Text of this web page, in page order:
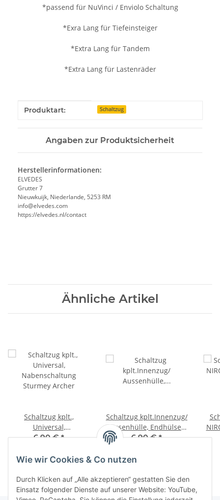
Wie wir Cookies & Co nutzen
Durch Klicken auf „Alle akzeptieren“ gestatten Sie den
Einsatz folgender Dienste auf unserer Website: YouTube,
*passend für NuVinci / Enviolo Schaltung
*Exra Lang für Tiefeinsteiger
*Extra Lang für Tandem
*Extra Lang für Lastenräder
Produkteigenschaft
Wert
Produktart: Schaltzug
Angaben zur Produktsicherheit
Herstellerinformationen:
ELVEDES
Grutter 7
Nieuwkuijk, Niederlande, 5253 RM
info@elvedes.com
https://elvedes.nl/contact
Ähnliche Artikel
Schaltzug kplt.,
Universal,
Nabenschaltung
6,90 €*
Schaltzug kplt.Innenzug/
Aussenhülle, Endhülsen,
Shimano Nexus
6,90 €*
und